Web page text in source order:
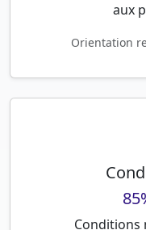
aux
Orientation
Conditions